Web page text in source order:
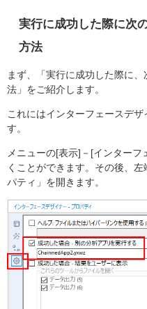
実行に成功した際に次
方法
まず、「実行に成功した際に
法」をご紹介します。
これにはインターフェースデ
す。
メニューの[表示]－[インター
くことができます。その後、
パティ」を開きます。